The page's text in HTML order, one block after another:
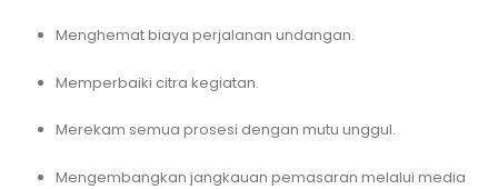
Menghemat biaya perjalanan undangan.
Memperbaiki citra kegiatan.
Merekam semua prosesi dengan mutu unggul.
Mengembangkan jangkauan pemasaran melalui media